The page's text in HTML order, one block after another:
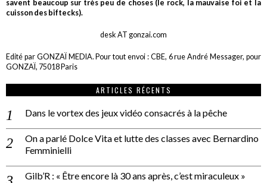
savent beaucoup sur très peu de choses (le rock, la mauvaise foi et la
cuisson des biftecks).
desk AT gonzai.com
Edité par GONZAÏ MEDIA. Pour tout envoi : CBE, 6 rue André Messager, pour
GONZAÏ, 75018 Paris
ARTICLES RÉCENTS
Dans le vortex des jeux vidéo consacrés à la pêche
On a parlé Dolce Vita et lutte des classes avec Bernardino
Femminielli
Gilb’R : « Être encore là 30 ans après, c’est miraculeux »